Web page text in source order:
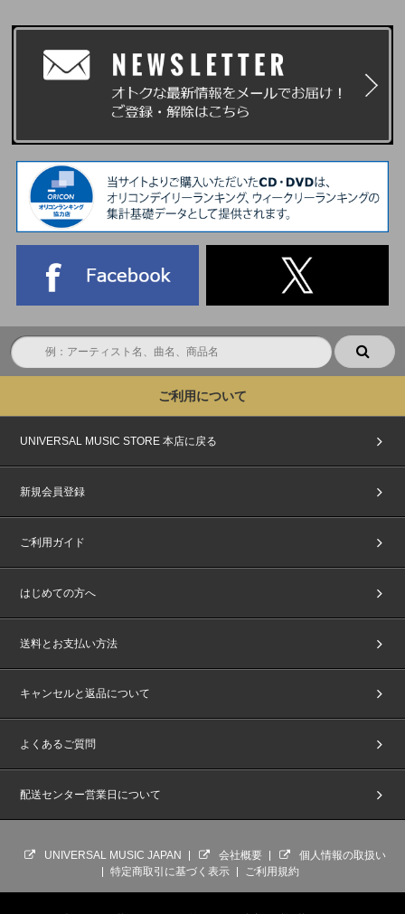
ご利用について
UNIVERSAL MUSIC STORE 本店に戻る
新規会員登録
ご利用ガイド
はじめての方へ
送料とお支払い方法
キャンセルと返品について
よくあるご質問
配送センター営業日について
UNIVERSAL MUSIC JAPAN 会社概要
個人情報の取扱い
特定商取引に基づく表示
ご利用規約